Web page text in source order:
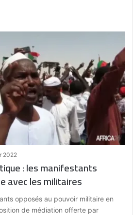
2022
: les manifestants
avec les militaires
opposés au pouvoir militaire en
de médiation offerte par